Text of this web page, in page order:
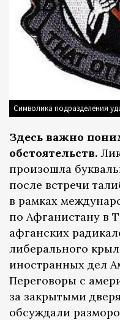
Символика подразделения
Здесь важно
обстоятельств.
произошла
после встречи
в рамках
по Афганистану в
афганских
либерального
иностранных дел
Переговоры с
за закрытыми
обсуждали